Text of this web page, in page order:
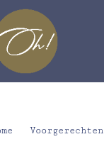
/Voorgerechten